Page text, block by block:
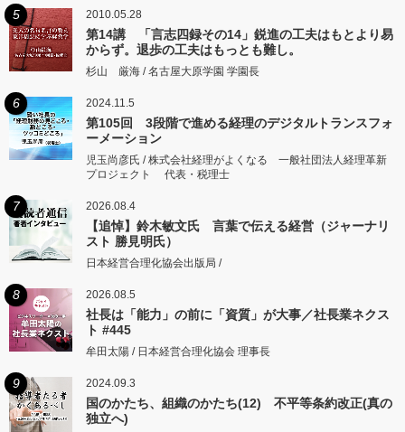
5 2010.05.28
第14講 「言志四録その14」鋭進の工夫はもとより易
からず。退歩の工夫はもっとも難し。
杉山 厳海 / 名古屋大原学園 学園長
6 2024.11.5
第105回 3段階で進める経理のデジタルトランスフォ
ーメーション
児玉尚彦氏 / 株式会社経理がよくなる 一般社団法人経理革新
プロジェクト 代表・税理士
7 2026.08.4
【追悼】鈴木敏文氏 言葉で伝える経営（ジャーナリ
スト 勝見明氏）
日本経営合理化協会出版局 /
8 2026.08.5
社長は「能力」の前に「資質」が大事／社長業ネクス
ト #445
牟田太陽 / 日本経営合理化協会 理事長
9 2024.09.3
国のかたち、組織のかたち(12) 不平等条約改正(真の
独立へ)